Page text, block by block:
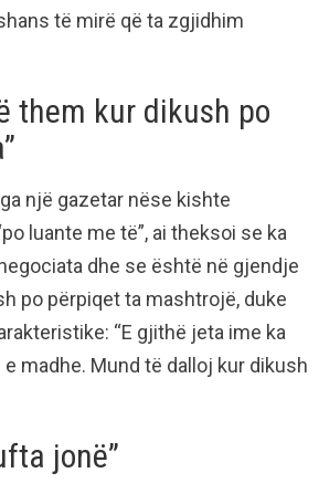
të mirë që ta zgjidhim
them kur dikush po
një gazetar nëse kishte
luante me të”, ai theksoi se ka
dhe se është në gjendje
po përpiqet ta mashtrojë, duke
“E gjithë jeta ime ka
madhe. Mund të dalloj kur dikush
jonë”